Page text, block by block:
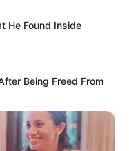
He Found Inside
Being Freed From